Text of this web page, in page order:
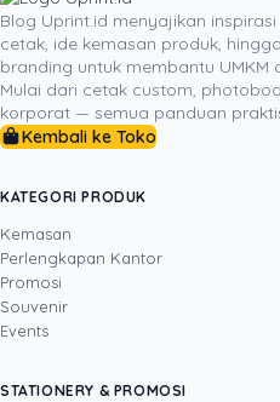
mendesain stiker yang unik,
alat pemasaran multifungsi,
cetaknya maksimal, Anda
benda kecil menjadiaset
Stiker brand bukan hanya
berkesandan di
DITULIS OLEH
Blog Uprint.id menyajikan
cetak, ide kemasan produk,
branding untuk membantu UMKM
Mulai dari cetak custom,
korporat — semua panduan
Kembali ke Toko
KATEGORI PRODUK
Kemasan
Perlengkapan Kantor
Promosi
Souvenir
Events
STATIONERY & PROMOSI